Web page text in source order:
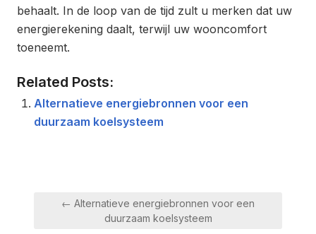
behaalt. In de loop van de tijd zult u merken dat uw
energierekening daalt, terwijl uw wooncomfort
toeneemt.
Related Posts:
Alternatieve energiebronnen voor een
duurzaam koelsysteem
Berichtnavigatie
← Alternatieve energiebronnen voor een
duurzaam koelsysteem